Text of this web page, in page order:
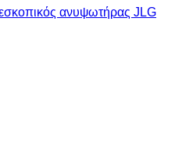
ανυψωτήρας JLG